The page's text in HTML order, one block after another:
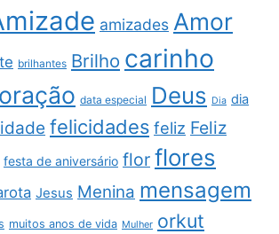
amizades Amor
brilhantes Brilho carinho
data especial Deus Dia dia
felicidades feliz Feliz
festa de aniversário flor flores
Jesus Menina mensagem
muitos anos de vida Mulher orkut